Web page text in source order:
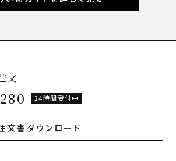
文
24時間受付中
文書ダウンロード